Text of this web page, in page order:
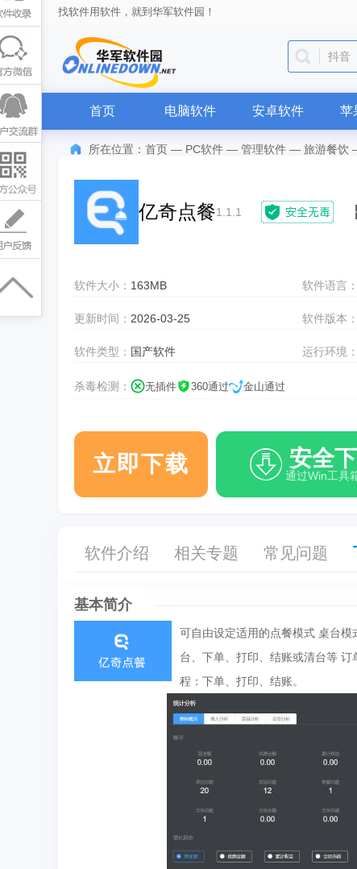
找软件用软件，就到华军软件园！
抖音
首页 电脑软件 安卓软件 苹
所在位置： 首页 — PC软件 — 管理软件 — 旅游餐饮
亿奇点餐1.1.1
软件大小： 163MB 软件语言
更新时间： 2026-03-25 软件版本：
软件类型： 国产软件 运行环境
杀毒检测： 无插件 360通过 金山通过
立即下载 安全
通过Win工具
软件介绍 相关专题 常见问题
基本简介
可自由设定适用的点餐模式 桌台
台、下单、打印、结账或清台等
程：下单、打印、结账。